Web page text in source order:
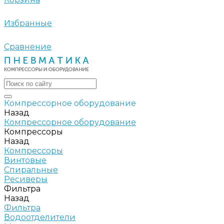
Избранные
Сравнение
Компрессорное оборудование
Назад
Компрессорное оборудование
Компрессоры
Назад
Компрессоры
Винтовые
Спиральные
Ресиверы
Фильтра
Назад
Фильтра
Водоотделители